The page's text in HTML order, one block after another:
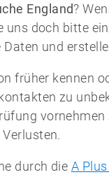
England?
doch bitte
und
früher kennen
zu
durch die A